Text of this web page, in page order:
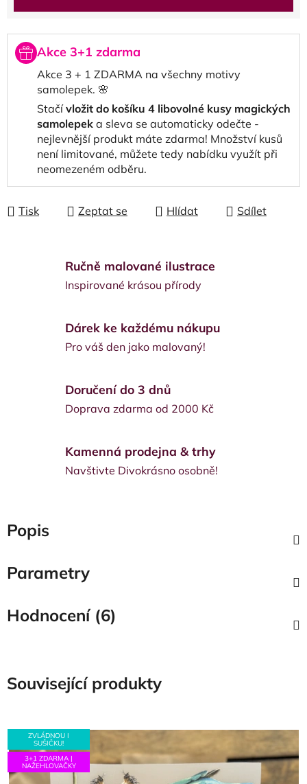
Akce 3+1 zdarma
Akce 3 + 1 ZDARMA na všechny motivy
samolepek. 🌸
Stačívložit do košíku 4 libovolné kusy magických
samolepek a sleva se automaticky odečte -
nejlevnější produkt máte zdarma! Množství kusů
není limitované, můžete tedy nabídku využít při
neomezeném odběru.
Tisk Zeptat se Hlídat Sdílet
Ručně malované ilustrace
Inspirované krásou přírody
Dárek ke každému nákupu
Pro váš den jako malovaný!
Doručení do 3 dnů
Doprava zdarma od 2000 Kč
Kamenná prodejna & trhy
Navštivte Divokrásno osobně!
Popis
Parametry
Hodnocení (6)
Související produkty
ZVLÁDNOU I
SUŠIČKU!
3+1 ZDARMA |
NAŽEHLOVAČKY